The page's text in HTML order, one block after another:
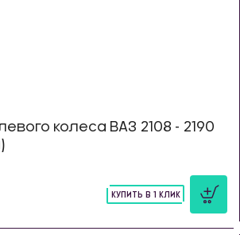
колеса ВАЗ 2108 - 2190
КУПИТЬ В 1 КЛИК